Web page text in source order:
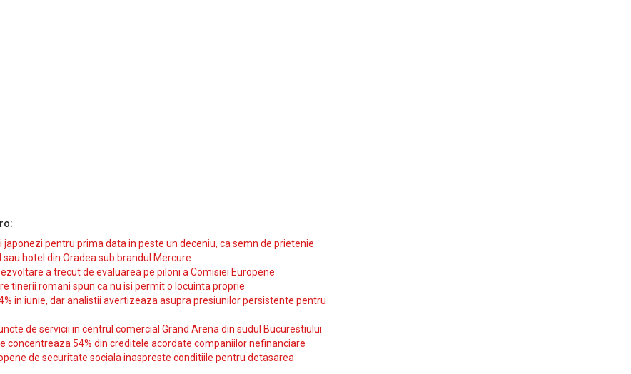
japonezi pentru prima data in peste un deceniu, ca semn de prietenie
hotel din Oradea sub brandul Mercure
a trecut de evaluarea pe piloni a Comisiei Europene
tinerii romani spun ca nu isi permit o locuinta proprie
in iunie, dar analistii avertizeaza asupra presiunilor persistente pentru
de servicii in centrul comercial Grand Arena din sudul Bucurestiului
concentreaza 54% din creditele acordate companiilor nefinanciare
de securitate sociala inaspreste conditiile pentru detasarea